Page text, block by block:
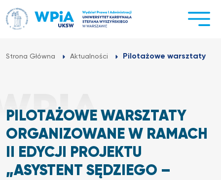
do
treści
Strona Główna Aktualności Pilotażowe warsztaty
PILOTAŻOWE WARSZTATY
ORGANIZOWANE W RAMACH
II EDYCJI PROJEKTU
„ASYSTENT SĘDZIEGO –